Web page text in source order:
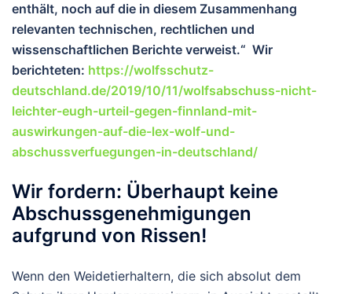
enthält, noch auf die in diesem Zusammenhang
relevanten technischen, rechtlichen und
wissenschaftlichen Berichte verweist.“ Wir
berichteten: https://wolfsschutz-
deutschland.de/2019/10/11/wolfsabschuss-nicht-
leichter-eugh-urteil-gegen-finnland-mit-
auswirkungen-auf-die-lex-wolf-und-
abschussverfuegungen-in-deutschland/
Wir fordern: Überhaupt keine
Abschussgenehmigungen
aufgrund von Rissen!
Wenn den Weidetierhaltern, die sich absolut dem